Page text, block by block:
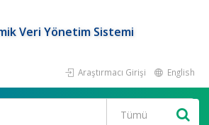
Veri Yönetim Sistemi
Araştırmacı Girişi English